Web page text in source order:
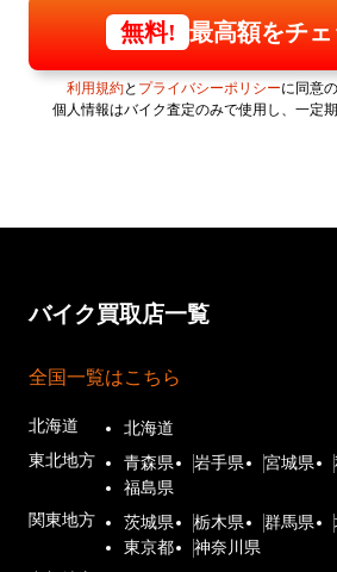
無料! 最高額をチ
利用規約と プライバシーポリシーに同意
個人情報はバイク査定のみで使用し、一定
バイク買取店一覧
全国一覧はこちら
北海道
北海道
東北地方
青森県 岩手県 宮城県
福島県
関東地方
茨城県 栃木県 群馬県
東京都
神奈川県